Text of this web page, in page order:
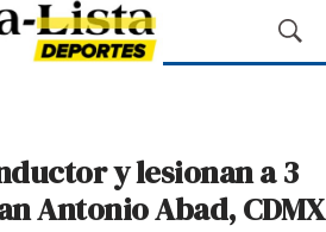
M
o
a
r
B
y lesionan a 3
Antonio Abad, CDMX